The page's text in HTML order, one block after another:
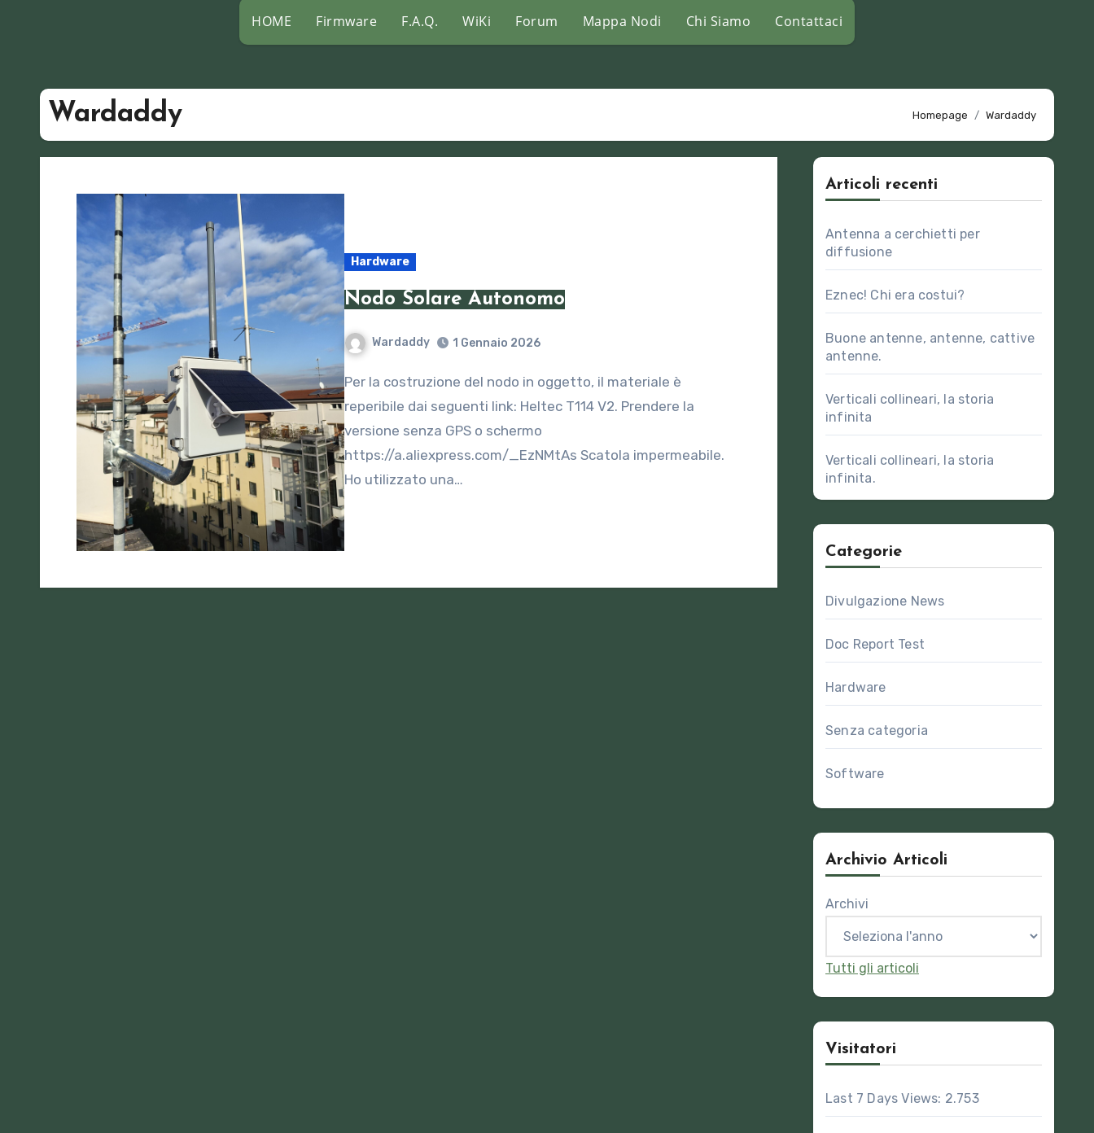
HOME Firmware F.A.Q. WiKi Forum Mappa Nodi Chi Siamo Contattaci
Wardaddy Homepage Wardaddy
Hardware
Nodo Solare Autonomo
Wardaddy 1 Gennaio 2026
Per la costruzione del nodo in oggetto, il materiale è
reperibile dai seguenti link: Heltec T114 V2. Prendere la
versione senza GPS o schermo
https://a.aliexpress.com/_EzNMtAs Scatola impermeabile.
Ho utilizzato una…
Articoli recenti
Antenna a cerchietti per
diffusione
Eznec! Chi era costui?
Buone antenne, antenne, cattive
antenne.
Verticali collineari, la storia
infinita
Verticali collineari, la storia
infinita.
Categorie
Divulgazione News
Doc Report Test
Hardware
Senza categoria
Software
Archivio Articoli
Archivi
Tutti gli articoli
Visitatori
Last 7 Days Views: 2.753